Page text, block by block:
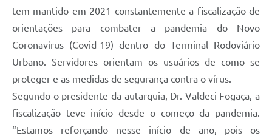
tem mantido em 2021 constantemente a fiscalização de
orientações para combater a pandemia do Novo
Coronavírus (Covid-19) dentro do Terminal Rodoviário
Urbano. Servidores orientam os usuários de como se
proteger e as medidas de segurança contra o vírus.
Segundo o presidente da autarquia, Dr. Valdeci Fogaça, a
fiscalização teve início desde o começo da pandemia.
“Estamos reforçando nesse início de ano, pois os